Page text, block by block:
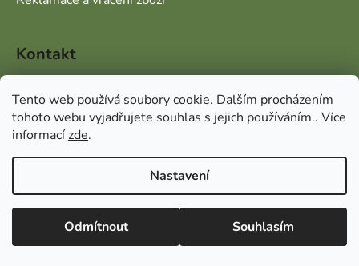
Tento web používá soubory cookie. Dalším procházením
tohoto webu vyjadřujete souhlas s jejich používáním.. Více
informacízde.
Nastavení
Odmítnout Souhlasím
Vážení zákazníci, v případě dotazů vás prosíme
o přednostní e-mailovou komunikaci, kterou
vyřizujeme průběžně po celý den. Pokud
upřednostňujete telefonický kontakt, napište
Kontakt
info @vseprolov.cz
+420 720 112 887
Odebírat newsletter
Vložte svůj e-mail a my vám budeme zasílat informace o
nových produktech na našem e-shopu.